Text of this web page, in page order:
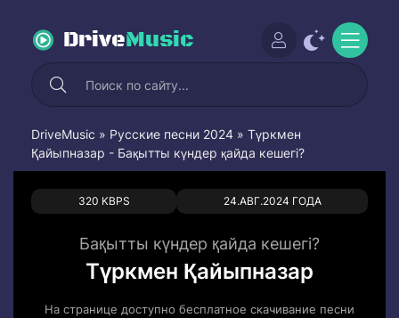
DriveMusic
DriveMusic » Русские песни 2024 » Түркмен
Қайыпназар - Бақытты күндер қайда кешегі?
320 KBPS 24.АВГ.2024 ГОДА
0 0
Бақытты күндер қайда кешегі?
Түркмен Қайыпназар
На странице доступно бесплатное скачивание песни